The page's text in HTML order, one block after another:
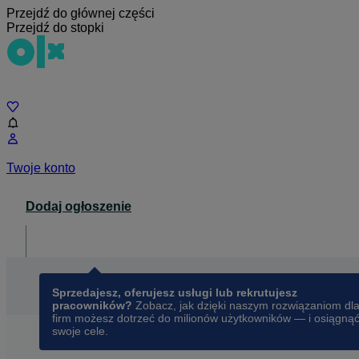
Przejdź do głównej części
Przejdź do stopki
Twoje konto
Dodaj ogłoszenie
Sprzedajesz, oferujesz usługi lub rekrutujesz
pracowników? Zobacz, jak dzięki naszym rozwiązaniom dla
firm możesz dotrzeć do milionów użytkowników — i osiągnąć
swoje cele.